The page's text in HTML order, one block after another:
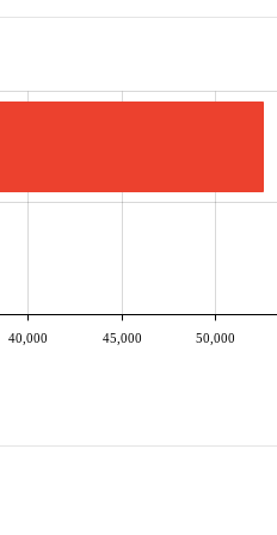
40,000 45,000 50,000